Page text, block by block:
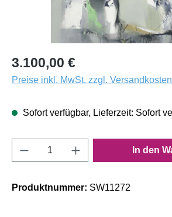
3.100,00 €
Preise inkl. MwSt. zzgl. Versandkosten
Sofort verfügbar, Lieferzeit: Sofort
Produkt Anzahl: Gib den
In den
Produktnummer: SW11272